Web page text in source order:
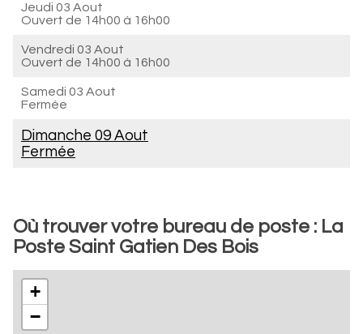
Jeudi 03 Aout
Ouvert de 14h00 à 16h00
Vendredi 03 Aout
Ouvert de 14h00 à 16h00
Samedi 03 Aout
Fermée
Dimanche 09 Aout
Fermée
Où trouver votre bureau de poste : La
Poste Saint Gatien Des Bois
+
−